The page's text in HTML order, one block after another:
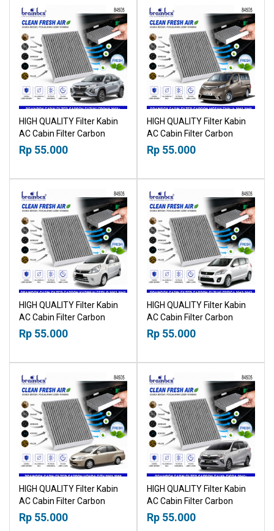
HIGH QUALITY Filter Kabin
AC Cabin Filter Carbon
Suzuki Fronx 2023+
18518030
Rp 55.000
HIGH QUALITY Filter Kabin
AC Cabin Filter Carbon
Nissan Evalia 2012-2018
18518030
Rp 55.000
HIGH QUALITY Filter Kabin
AC Cabin Filter Carbon
Suzuki Karimun Estilo 2007-
2013 18518030
Rp 55.000
HIGH QUALITY Filter Kabin
AC Cabin Filter Carbon
Suzuki Ertiga 2012-2017
18518030
Rp 55.000
HIGH QUALITY Filter Kabin
AC Cabin Filter Carbon
Honda City 2002-2008
18518030
Rp 55.000
HIGH QUALITY Filter Kabin
AC Cabin Filter Carbon
Toyota Calya Daihatsu Sigra
2016+ 18518030
Rp 55.000